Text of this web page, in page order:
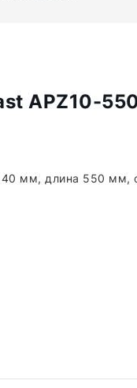
APZ10-
40 мм, длина 550 мм,